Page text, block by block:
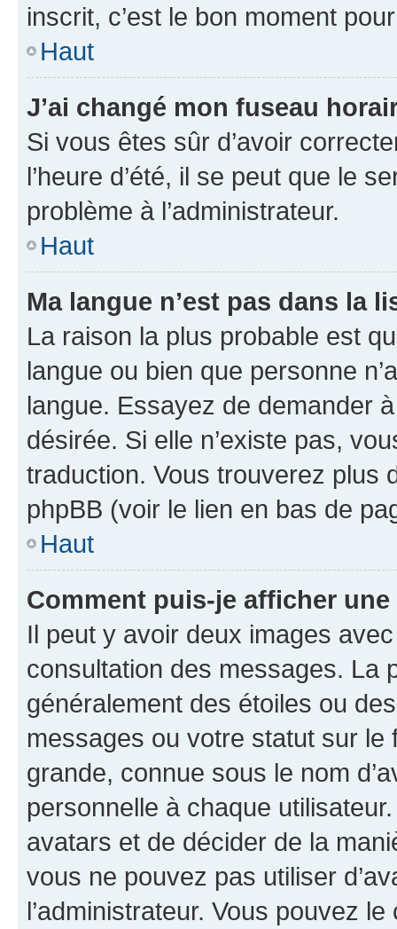
inscrit, c’est le bon moment
Haut
J’ai changé mon fuseau
Si vous êtes sûr d’avoir
l’heure d’été, il se peut que le
problème à l’administrateur.
Haut
Ma langue n’est pas dans la
La raison la plus probable est
langue ou bien que personne
langue. Essayez de demander
désirée. Si elle n’existe pas,
traduction. Vous trouverez plus
phpBB (voir le lien en bas de
Haut
Comment puis-je afficher
Il peut y avoir deux images
consultation des messages. La
généralement des étoiles ou
messages ou votre statut sur
grande, connue sous le nom
personnelle à chaque utilisateur.
avatars et de décider de la
vous ne pouvez pas utiliser
l’administrateur. Vous pouvez